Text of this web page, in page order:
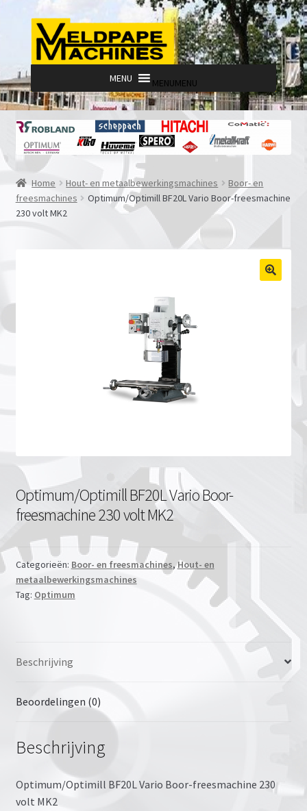
Ga
door
naar
navigatie
Ga
naar
de
inhoud
MENUMENU
Home Hout- en metaalbewerkingsmachines
Boor- en
freesmachines
Optimum/Optimill BF20L Vario Boor-freesmachine
230 volt MK2
Optimum/Optimill BF20L Vario Boor-
freesmachine 230 volt MK2
Categorieën: Boor- en freesmachines,Hout- en
metaalbewerkingsmachines
Tag: Optimum
Beschrijving
Beoordelingen (0)
Beschrijving
Optimum/Optimill BF20L Vario Boor-freesmachine 230
volt MK2